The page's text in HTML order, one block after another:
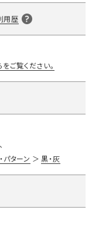
用歴
ご覧ください。
パターン 黒・灰